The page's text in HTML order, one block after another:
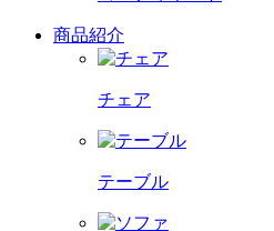
商品紹介
チェア
テーブル